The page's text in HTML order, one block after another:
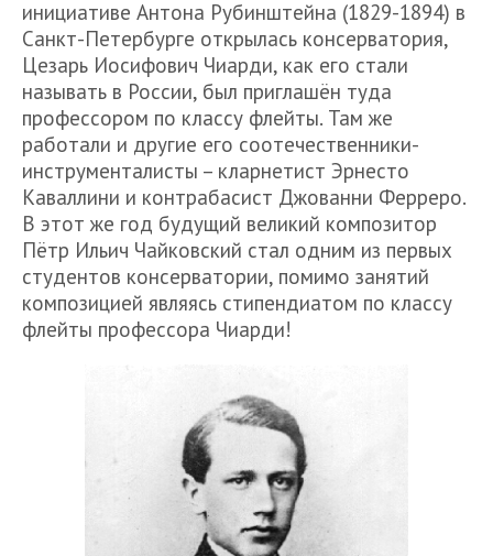
инициативе Антона Рубинштейна (1829-1894) в
Санкт-Петербурге открылась консерватория,
Цезарь Иосифович Чиарди, как его стали
называть в России, был приглашён туда
профессором по классу флейты. Там же
работали и другие его соотечественники-
инструменталисты – кларнетист Эрнесто
Каваллини и контрабасист Джованни Ферреро.
В этот же год будущий великий композитор
Пётр Ильич Чайковский стал одним из первых
студентов консерватории, помимо занятий
композицией являясь стипендиатом по классу
флейты профессора Чиарди!